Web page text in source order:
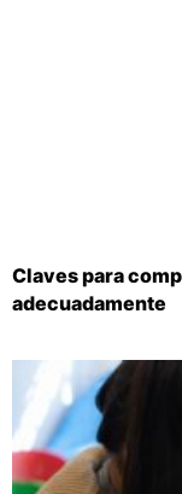
Claves para
adecuadamente